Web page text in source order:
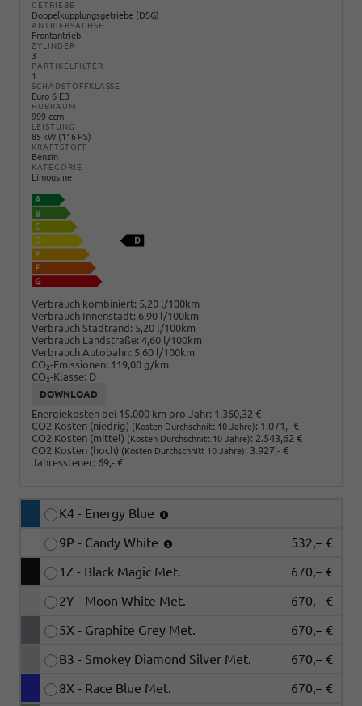
GETRIEBE
Doppelkupplungsgetriebe (DSG)
ANTRIEBSACHSE
Frontantrieb
ZYLINDER
3
PARTIKELFILTER
1
SCHADSTOFFKLASSE
Euro 6 EB
HUBRAUM
999 ccm
LEISTUNG
85 kW (116 PS)
KRAFTSTOFF
Benzin
KATEGORIE
Limousine
Verbrauch kombiniert: 5,20 l/100km
Verbrauch Innenstadt: 6,90 l/100km
Verbrauch Stadtrand: 5,20 l/100km
Verbrauch Landstraße: 4,60 l/100km
Verbrauch Autobahn: 5,60 l/100km
CO2-Emissionen: 119,00 g/km
CO2-Klasse: D
DOWNLOAD
Energiekosten bei 15.000 km pro Jahr: 1.360,32 €
CO2 Kosten (niedrig) (Kosten Durchschnitt 10 Jahre): 1.071,- €
CO2 Kosten (mittel) (Kosten Durchschnitt 10 Jahre): 2.543,62 €
CO2 Kosten (hoch) (Kosten Durchschnitt 10 Jahre): 3.927,- €
Jahressteuer: 69,- €
K4 - Energy Blue
9P - Candy White
532,– €
1Z - Black Magic Met.
670,– €
2Y - Moon White Met.
670,– €
5X - Graphite Grey Met.
670,– €
B3 - Smokey Diamond Silver Met.
670,– €
8X - Race Blue Met.
670,– €